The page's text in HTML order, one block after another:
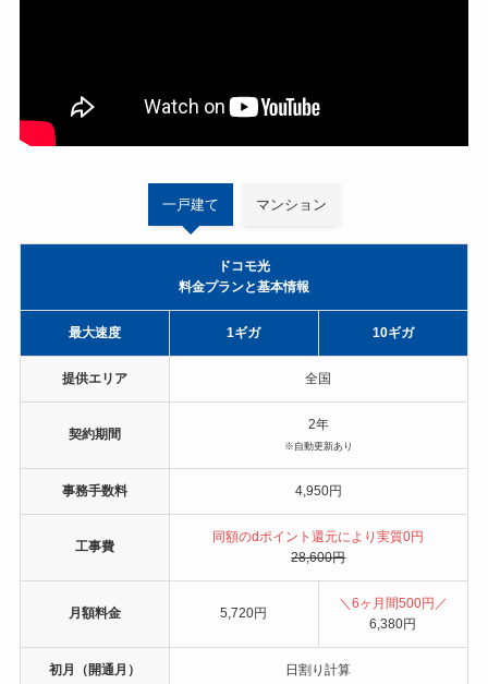
一戸建て マンション
ドコモ光
料金プランと基本情報
最大速度 1ギガ 10ギガ
提供エリア 全国
契約期間
2年
※自動更新あり
事務手数料 4,950円
工事費
同額のdポイント還元により実質0円
28,600円
月額料金 5,720円
＼6ヶ月間500円／
6,380円
初月（開通月） 日割り計算